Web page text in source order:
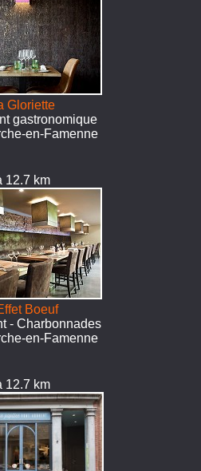
Gloriette
gastronomique
en-Famenne
12.7 km
Boeuf
- Charbonnades
en-Famenne
12.7 km